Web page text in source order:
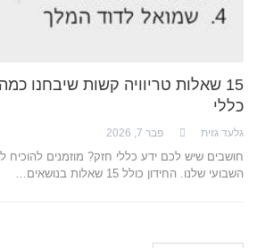
15 שאלות טריוויה קשות שיבחנו
כללי
גלעד גזית פבר 7, 2026
חושבים שיש לכם ידע כללי חזק? מוזמנים להוכיח
השבועי שלנו. החידון כולל 15 שאלות בנושאים…